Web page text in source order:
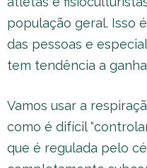
população geral. Isso
das pessoas e
tem tendência a
Vamos usar a
como é difícil
que é regulada pelo